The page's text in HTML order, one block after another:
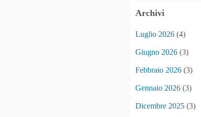
Archivi
Luglio 2026 (4)
Giugno 2026 (3)
Febbraio 2026 (3)
Gennaio 2026 (3)
Dicembre 2025 (3)